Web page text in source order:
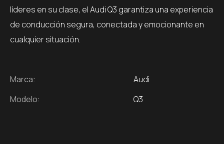
líderes en su clase, el Audi Q3 garantiza una experiencia
de conducción segura, conectada y emocionante en
cualquier situación.
Marca:
Audi
Modelo:
Q3